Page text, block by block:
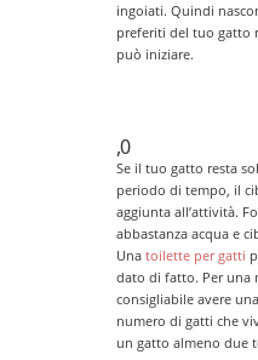
ingoiati. Quindi
preferiti del tuo gatto
può iniziare.
,0
Se il tuo gatto resta
periodo di tempo, il
aggiunta all’attività.
abbastanza acqua e
Unatoilette per gatti
dato di fatto. Per una
consigliabile avere
numero di gatti che
un gatto almeno due